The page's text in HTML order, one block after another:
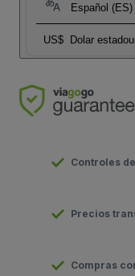
Español (ES)
US$ Dolar
Controles
Precios
Compras